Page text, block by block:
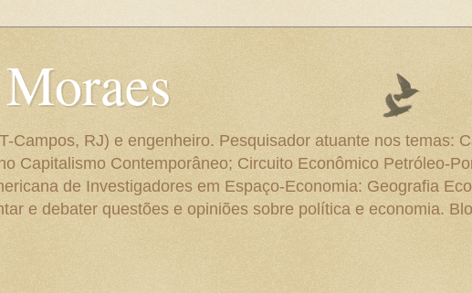
Campos, RJ) e engenheiro. Pesquisador atuante nos temas:
Capitalismo Contemporâneo; Circuito Econômico Petróleo-
de Investigadores em Espaço-Economia: Geografia
e debater questões e opiniões sobre política e economia.